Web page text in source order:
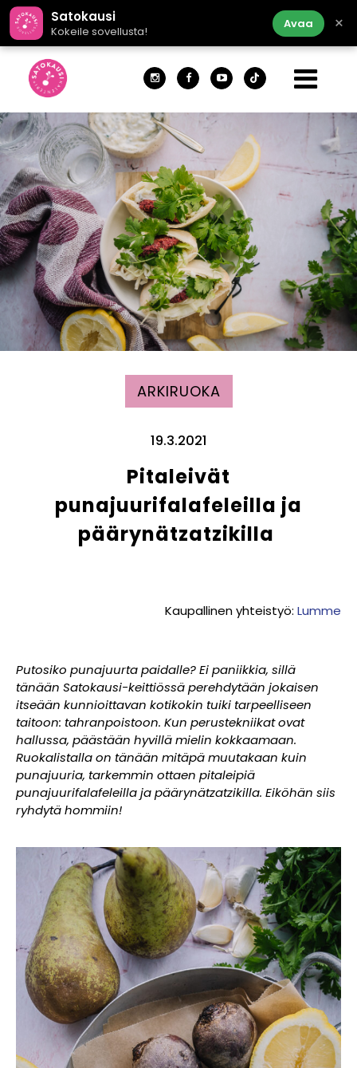
Satokausi
Kokeile sovellusta!
Avaa ×
ARKIRUOKA
19.3.2021
Pitaleivät
punajuurifalafeleilla ja
päärynätzatzikilla
Kaupallinen yhteistyö: Lumme
Putosiko punajuurta paidalle? Ei paniikkia, sillä
tänään Satokausi-keittiössä perehdytään jokaisen
itseään kunnioittavan kotikokin tuiki tarpeelliseen
taitoon: tahranpoistoon. Kun perustekniikat ovat
hallussa, päästään hyvillä mielin kokkaamaan.
Ruokalistalla on tänään mitäpä muutakaan kuin
punajuuria, tarkemmin ottaen pitaleipiä
punajuurifalafeleilla ja päärynätzatzikilla. Eiköhän siis
ryhdytä hommiin!